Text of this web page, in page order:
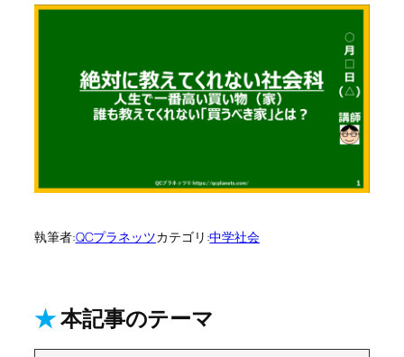
執筆者:QCプラネッツカテゴリ:中学社会
★本記事のテーマ